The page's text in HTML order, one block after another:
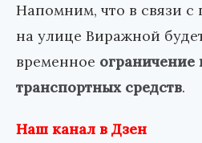
Напомним, что в связи с
на улице Виражной
временное ограничение
транспортных средств.
Наш канал в Дзен